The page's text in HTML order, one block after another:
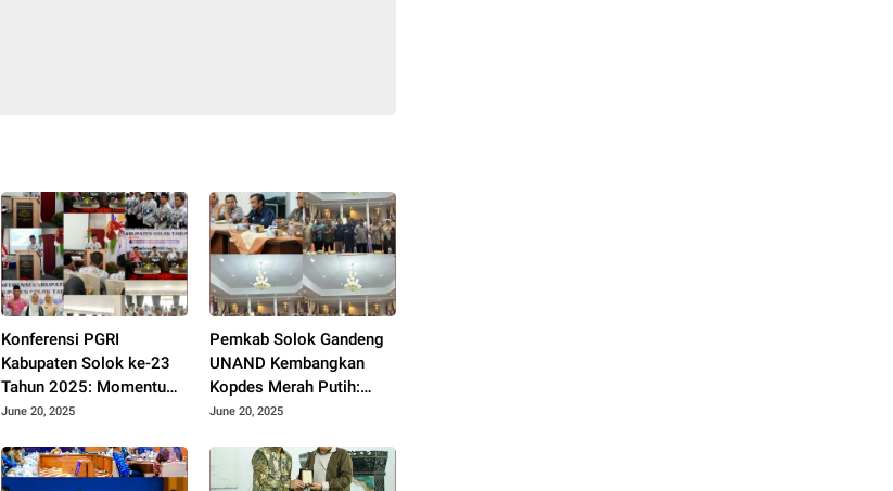
Konferensi PGRI
Kabupaten Solok ke-23
Tahun 2025: Momentum
Konsolidasi dan
Baru.
June 20, 2025
Pemkab Solok Gandeng
UNAND Kembangkan
Kopdes Merah Putih:
Dorong Produksi Pupuk
Kesejahteraan Petani
2025.
June 20, 2025